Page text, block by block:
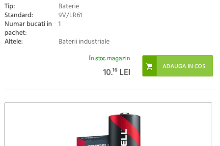
Tip: Baterie
Standard: 9V/LR61
Numar bucati in
pachet:
1
Altele:
Baterii industriale
În stoc magazin
10.16 LEI